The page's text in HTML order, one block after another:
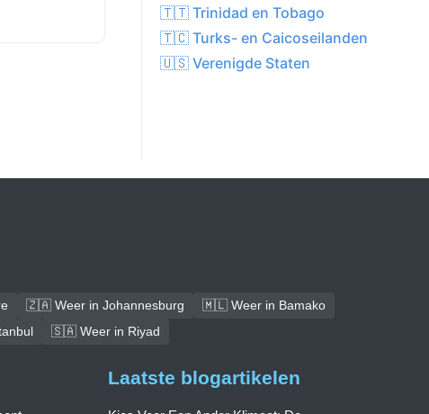
🇹🇹 Trinidad en Tobago
🇹🇨 Turks- en Caicoseilanden
🇺🇸 Verenigde Staten
🇿🇦 Weer in Johannesburg
🇲🇱 Weer in Bamako
🇸🇦 Weer in Riyad
Laatste blogartikelen